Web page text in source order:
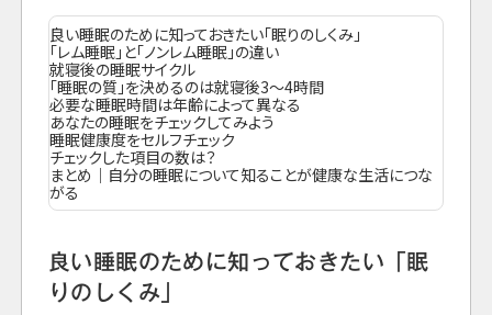
良い睡眠のために知っておきたい「眠りのしくみ」
「レム睡眠」と「ノンレム睡眠」の違い
就寝後の睡眠サイクル
「睡眠の質」を決めるのは就寝後3〜4時間
必要な睡眠時間は年齢によって異なる
あなたの睡眠をチェックしてみよう
睡眠健康度をセルフチェック
チェックした項目の数は？
まとめ｜自分の睡眠について知ることが健康な生活につな
がる
良い睡眠のために知っておきたい「眠
りのしくみ」